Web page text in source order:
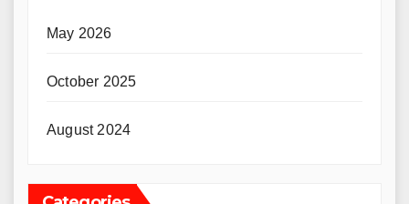
May 2026
October 2025
August 2024